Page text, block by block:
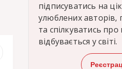
підписуватись на
улюблених авторів,
та спілкуватись
відбувається у світі.